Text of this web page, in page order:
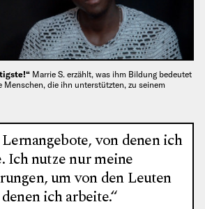
Marrie S. erzählt, was ihm Bildung bedeutet
Menschen, die ihn unterstützten, zu seinem
von denen ich
Ich nutze nur meine
um von den Leuten
ich arbeite.“